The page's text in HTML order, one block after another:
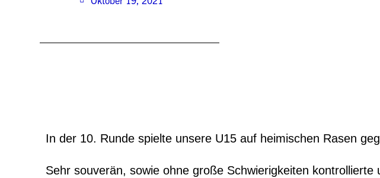
In der 10. Runde spielte unsere U15 auf heimischen Rasen
Sehr souverän, sowie ohne große Schwierigkeiten